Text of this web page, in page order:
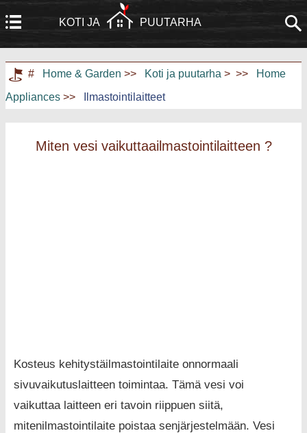
KOTI JA PUUTARHA
Koti Rakennus ja remontointi
Huonekalut
# Home & Garden >> Koti ja puutarha > >>
Home
Appliances >> Ilmastointilaitteet
Miten vesi vaikuttaailmastointilaitteen ?
Kosteus kehitystäilmastointilaite onnormaali
sivuvaikutuslaitteen toimintaa. Tämä vesi voi
vaikuttaa laitteen eri tavoin riippuen siitä,
mitenilmastointilaite poistaa senjärjestelmään. Vesi